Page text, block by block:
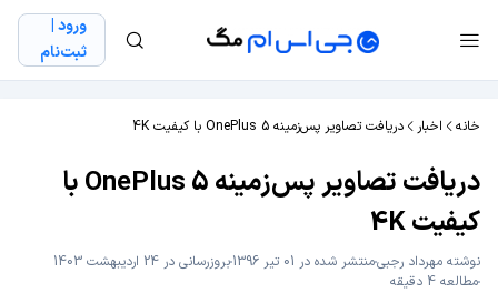
ورود |
ثبت‌نام
خانه اخبار دریافت تصاویر پس‌زمینه OnePlus 5 با کیفیت 4K
دریافت تصاویر پس‌زمینه OnePlus 5 با
کیفیت 4K
نوشته مهرداد رجبیمنتشر شده در 01 تیر 1396
بروزرسانی در 24 اردیبهشت 1403
مطالعه 4 دقیقه